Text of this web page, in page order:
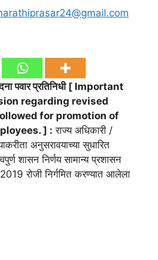
पवार प्रतिनिधी [ Important
regarding revised
for promotion of
] : राज्य अधिकारी /
अनुसरावयाच्या सुधारित
शासन निर्णय सामान्य प्रशासन
रोजी निर्गमित करण्यात आलेला